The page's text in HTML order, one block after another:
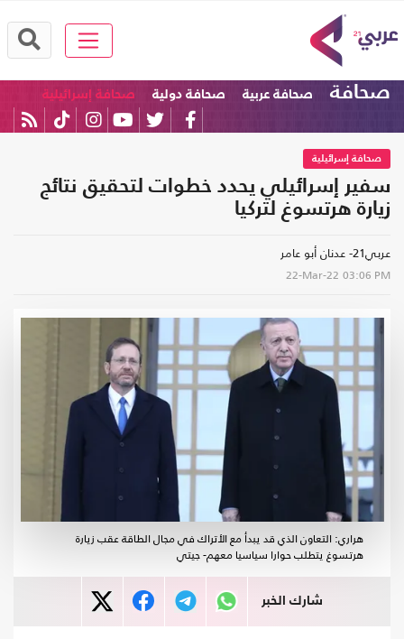
صحافة صحافة عربية صحافة دولية صحافة إسرائيلية
صحافة إسرائيلية
سفير إسرائيلي يحدد خطوات لتحقيق نتائج
زيارة هرتسوغ لتركيا
عربي21- عدنان أبو عامر
22-Mar-22 03:06 PM
هراري: التعاون الذي قد يبدأ مع الأتراك في مجال الطاقة عقب زيارة
هرتسوغ يتطلب حوارا سياسيا معهم- جيتي
شارك الخبر